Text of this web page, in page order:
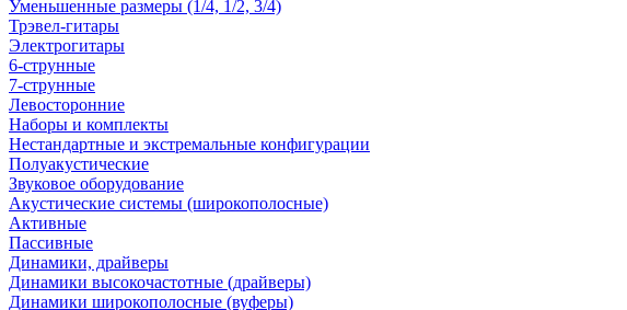
Уменьшенные размеры (1/4, 1/2, 3/4)
Трэвел-гитары
Электрогитары
6-струнные
7-струнные
Левосторонние
Наборы и комплекты
Нестандартные и экстремальные конфигурации
Полуакустические
Звуковое оборудование
Акустические системы (широкополосные)
Активные
Пассивные
Динамики, драйверы
Динамики высокочастотные (драйверы)
Динамики широкополосные (вуферы)